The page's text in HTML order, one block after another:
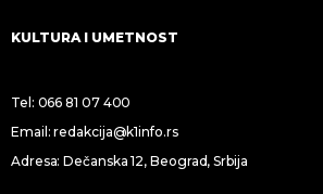
KULTURA I UMETNOST
Tel: 066 81 07 400
Email:redakcija@k1info.rs
Adresa: Dečanska 12, Beograd, Srbija